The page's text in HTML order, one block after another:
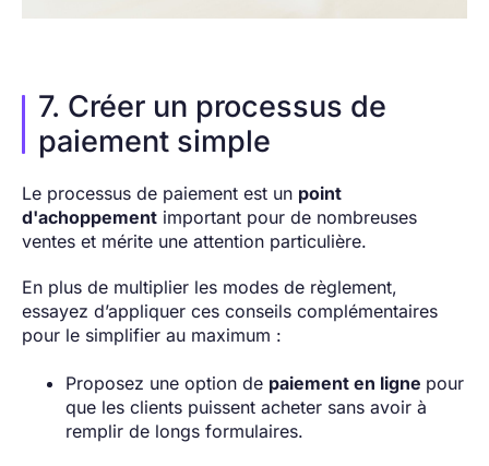
7. Créer un processus de
paiement simple
Le processus de paiement est un point
d'achoppement important pour de nombreuses
ventes et mérite une attention particulière.
En plus de multiplier les modes de règlement,
essayez d’appliquer ces conseils complémentaires
pour le simplifier au maximum :
Proposez une option de paiement en ligne pour
que les clients puissent acheter sans avoir à
remplir de longs formulaires.